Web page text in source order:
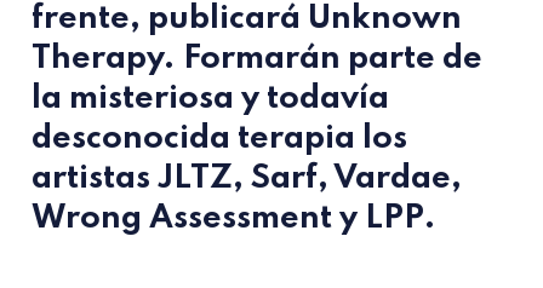
frente, publicará Unknown
Therapy. Formarán parte de
la misteriosa y todavía
desconocida terapia los
artistas JLTZ, Sarf, Vardae,
Wrong Assessment y LPP.